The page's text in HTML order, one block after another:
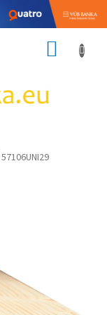
57106UNI29